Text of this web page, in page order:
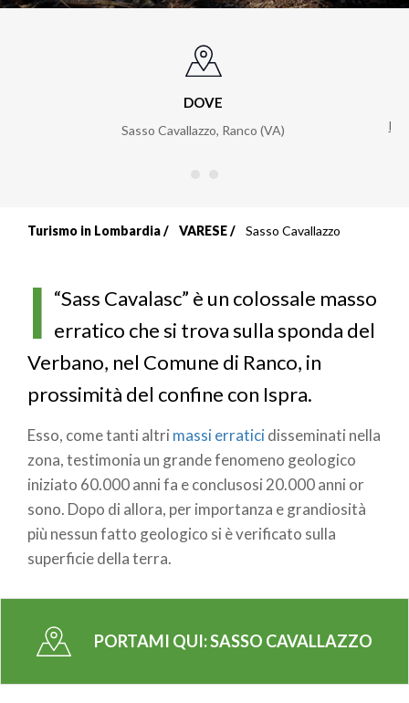
DOVE
Sasso Cavallazzo, Ranco (VA)
di
pane
Turismo in Lombardia VARESE Sasso Cavallazzo
l “Sass Cavalasc” è un colossale masso
erratico che si trova sulla sponda del
Verbano, nel Comune di Ranco, in
prossimità del confine con Ispra.
Esso, come tanti altri massi erraticidisseminati nella
zona, testimonia un grande fenomeno geologico
iniziato 60.000 anni fa e conclusosi 20.000 anni or
sono. Dopo di allora, per importanza e grandiosità
più nessun fatto geologico si è verificato sulla
superficie della terra.
PORTAMI QUI:SASSO CAVALLAZZO